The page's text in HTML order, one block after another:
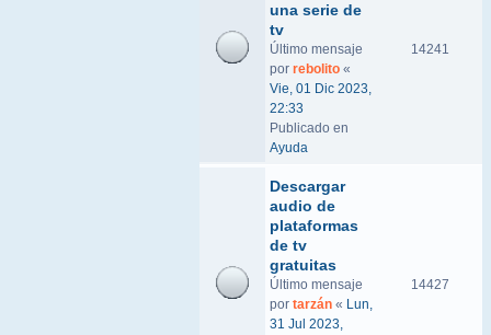
una serie de
tv
Último mensaje
por rebolito «
Vie, 01 Dic 2023,
22:33
Publicado en
Ayuda
14241
Descargar
audio de
plataformas
de tv
gratuitas
Último mensaje
por tarzán « Lun,
31 Jul 2023,
14427